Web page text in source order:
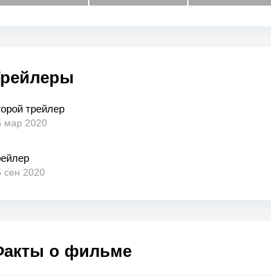
трейлер
мар 2020
сен 2020
о фильме